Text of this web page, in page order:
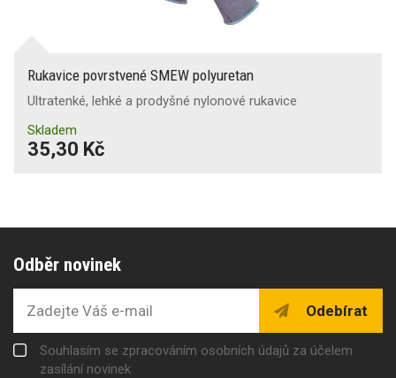
Rukavice povrstvené SMEW polyuretan
Ultratenké, lehké a prodyšné nylonové rukavice
Skladem
35,30 Kč
Odběr novinek
Odebírat
Souhlasím se zpracováním osobních údajů za účelem
zasílání novinek